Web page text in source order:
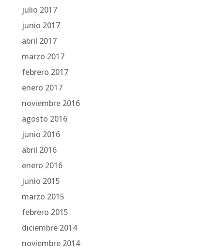
julio 2017
junio 2017
abril 2017
marzo 2017
febrero 2017
enero 2017
noviembre 2016
agosto 2016
junio 2016
abril 2016
enero 2016
junio 2015
marzo 2015
febrero 2015
diciembre 2014
noviembre 2014